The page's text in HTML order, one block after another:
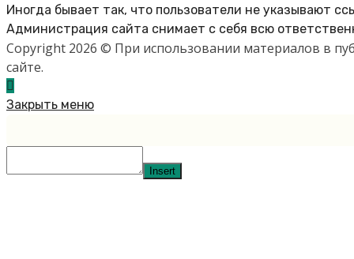
Иногда бывает так, что пользователи не указывают
Администрация сайта снимает с себя всю
Copyright 2026 © При использовании материалов в
сайте.
Закрыть меню
Insert